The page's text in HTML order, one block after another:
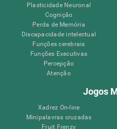
Plasticidade Neuronal
Cognição
Perda de Memória
Discapacidade intelectual
Funções cerebrais
Funções Executivas
Percepção
Atenção
Jogos
Xadrez On-line
Minipalavras cruzadas
Fruit Frenzy